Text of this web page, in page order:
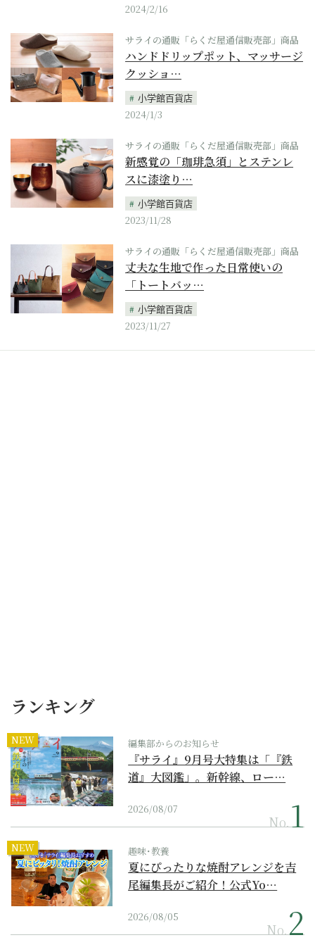
2024/2/16
サライの通販「らくだ屋通信販売部」商品
ハンドドリップポット、マッサージ
クッショ…
小学館百貨店
2024/1/3
サライの通販「らくだ屋通信販売部」商品
新感覚の「珈琲急須」とステンレ
スに漆塗り…
小学館百貨店
2023/11/28
サライの通販「らくだ屋通信販売部」商品
丈夫な生地で作った日常使いの
「トートバッ…
小学館百貨店
2023/11/27
ランキング
NEW 編集部からのお知らせ
『サライ』9月号大特集は「『鉄
道』大図鑑」。新幹線、ロー…
2026/08/07
No.
NEW 趣味･教養
夏にぴったりな焼酎アレンジを吉
尾編集長がご紹介！公式Yo…
2026/08/05
No.